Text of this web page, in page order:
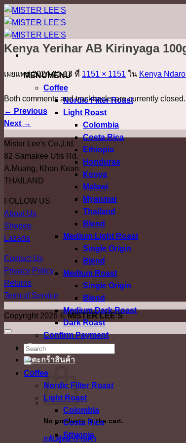
ข้าม
ไป
ยัง
เนื้อหา
MENUMENU
Coffee
Nordic Filter Roast
Light Roast
Colombia
Costa Rica
Ethiopia
Honduras
Kenya
Malawi
Myanmar
Thailand
Blend
Medium Light Roast
Single Origin
Blend
Medium Roast
Single Origin
Blend
Medium Dark Roast
Dark Roast
Confirm Payment
เข้าสู่ระบบ
No products in the cart.
กลับสู่หน้าร้านค้า
Kenya Yerihar AB Kirinyaga
เผยแพร่2024-01-13 ที่ 1151 × 1151 ใน Kenya
Both comments and trackbacks are currently closed.
← Previous
Next →
Mister Lee's Co.,Ltd.
82 Samakee Utis Rd.
A.Muang, Khon Kean
THAILAND
FOLLOW US
About Us
Shopee
Lazada
Contact Us
Privacy Policy
Returns
Term of Service
Copyright 2026 ©MISTER LEE'S
ค้นหา:
Coffee
Nordic Filter Roast
Light Roast
Colombia
Costa Rica
Ethiopia